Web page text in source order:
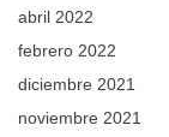
abril 2022
febrero 2022
diciembre 2021
noviembre 2021